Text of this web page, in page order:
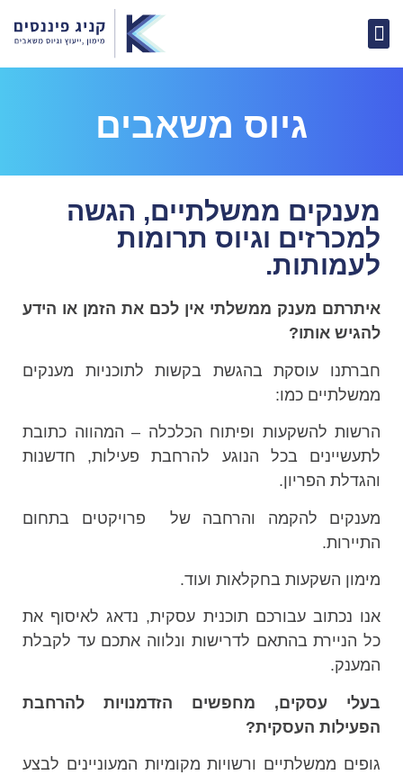
גיוס משאבים
מענקים ממשלתיים, הגשה
למכרזים וגיוס תרומות
לעמותות.
איתרתם מענק ממשלתי אין לכם את הזמן או הידע
להגיש אותו?
חברתנו עוסקת בהגשת בקשות לתוכניות מענקים
ממשלתיים כמו:
הרשות להשקעות ופיתוח הכלכלה – המהווה כתובת
לתעשיינים בכל הנוגע להרחבת פעילות, חדשנות
והגדלת הפריון.
מענקים להקמה והרחבה של פרויקטים בתחום
התיירות.
מימון השקעות בחקלאות ועוד.
אנו נכתוב עבורכם תוכנית עסקית, נדאג לאיסוף את
כל הניירת בהתאם לדרישות ונלווה אתכם עד לקבלת
המענק.
בעלי עסקים, מחפשים הזדמנויות להרחבת
הפעילות העסקית?
גופים ממשלתיים ורשויות מקומיות המעוניינים לבצע